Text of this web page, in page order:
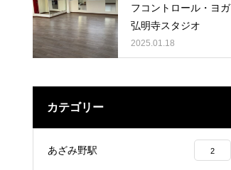
フコントロール・ヨガ
弘明寺スタジオ
2025.01.18
カテゴリー
あざみ野駅 2